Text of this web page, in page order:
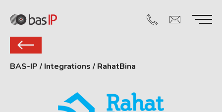
BAS-IP / Integrations / RahatBina